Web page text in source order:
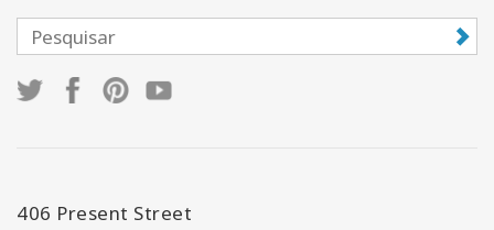
406 Present Street